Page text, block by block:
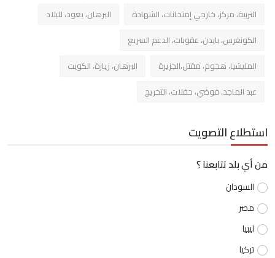
التربية، مركز، خارجي إمتحانات، الشهادة
البرهان، يعود، للبلاد
الكونغرس، بايدن، عقوبات، الدعم السريع
المليشيا، هجوم، مقتل،الجزيرة
البرهان، زيارة، الكويت
عبد الماجد، فوضي، حفلات، التخريج
استطلاع التصويت
من أي بلد تتابعنا ؟
السودان
مصر
ليبيا
تركيا